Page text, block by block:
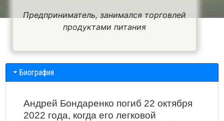
Предприниматель, занимался торговлей
продуктами питания
Биография
Андрей Бондаренко погиб 22 октября
2022 года, когда его легковой